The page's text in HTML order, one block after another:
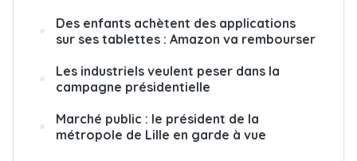
Des enfants achètent des applications
sur ses tablettes : Amazon va rembourser
Les industriels veulent peser dans la
campagne présidentielle
Marché public : le président de la
métropole de Lille en garde à vue